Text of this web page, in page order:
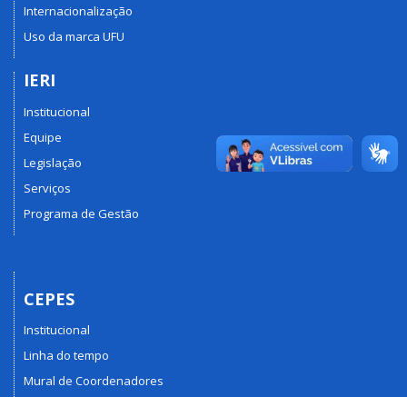
Internacionalização
Uso da marca UFU
IERI
Institucional
Equipe
Legislação
Serviços
Programa de Gestão
CEPES
Institucional
Linha do tempo
Mural de Coordenadores